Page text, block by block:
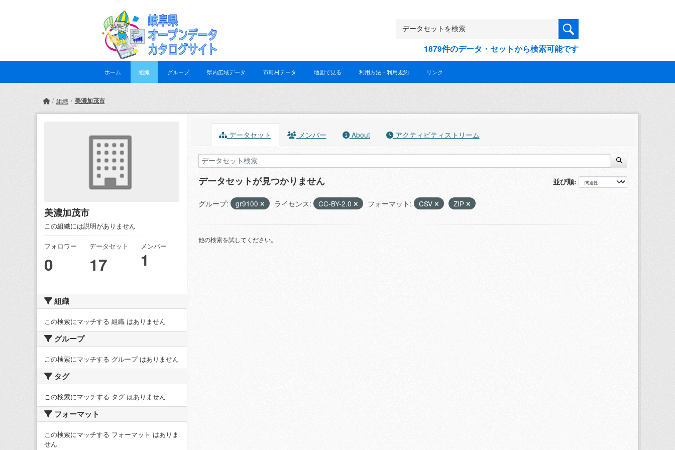
1879件のデータ・セットから検索可能です
ホーム 組織 グループ 県内広域データ 市町村データ 地図で見る 利用方法・利用規約 リンク
組織 美濃加茂市
美濃加茂市
この組織には説明がありません
フォロワー
0
データセット
17
メンバー
1
組織
この検索にマッチする 組織 はありません
グループ
この検索にマッチする グループ はありません
タグ
この検索にマッチする タグ はありません
フォーマット
この検索にマッチする フォーマット はありま
せん
データセット メンバー About アクティビティストリーム
並び順
データセットが見つかりません
グループ: gr9100 ライセンス: CC-BY-2.0 フォーマット: CSV ZIP
他の検索を試してください。